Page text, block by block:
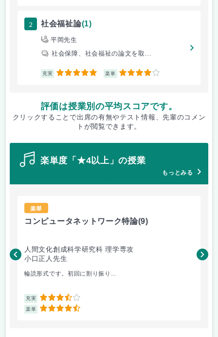
2 社会福祉論(1)
平岡先生
社会保障、社会福祉の論文を取...
充実 5 楽単 4
評価は授業別の平均スコアです。
クリックすることで出席の有無やテスト情報、先輩のコメン
トが閲覧できます。
楽単度「★4以上」の授業
もっとみる
楽単
コンピュータネットワーク特論(9)
人間文化創成科学研究科 理学専攻
小口正人先生
輪読形式です。初回に割り振り...
充実 3.5
楽単 4.5
森